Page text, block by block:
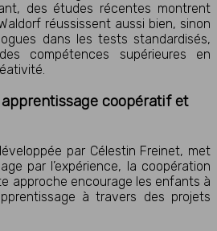
des études récentes montrent
réussissent aussi bien, sinon
dans les tests standardisés,
compétences supérieures en
coopératif et
par Célestin Freinet, met
par l’expérience, la coopération
approche encourage les enfants à
à travers des projets